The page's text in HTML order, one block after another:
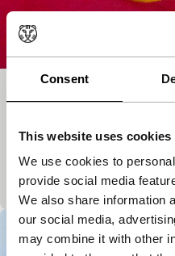
Consent
This website uses cookies
We use cookies to
provide social media
We also share information
our social media,
may combine it with other
Now I’m in the
Impressionistische
keukencultuur en de
moeder en haar